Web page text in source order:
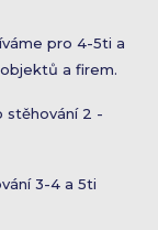
pro 4-5ti a
a firem.
stěhování 2 -
3-4 a 5ti